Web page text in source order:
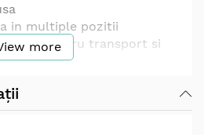
in multiple pozitii
pentru transport si
de siguranta a jucariilor
x 35 x 56 cm
more